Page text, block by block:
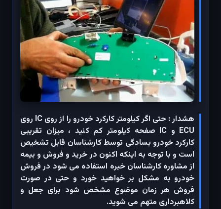
هشدار : حتی اگر کیلومتر کارکرد خودرو را از روی IC روی
ECU و IC صفحه کیلومتر کم کنید ، میزان تقریبی
کارکرد خودرو بسادگی توسط کارشناسان قابل تشخیص
است و با توجه به اینکه اکنون در خرید و فروش و بیمه
از مشاوره کارشناسان خبره استفاده می شود در فروش
خودرو به مشکل بر خواهید خورد و حتی در صورت
فروش هر زمان موضوع مشخص شود برای جعل و
کلاهبرداری متهم می شوید.